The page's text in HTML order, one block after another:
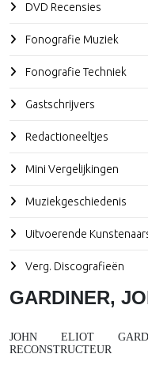
DVD Recensies
Fonografie Muziek
Fonografie Techniek
Gastschrijvers
Redactioneeltjes
Mini Vergelijkingen
Muziekgeschiedenis
Uitvoerende
Verg. Discografieën
GARDINER,
JOHN ELIOT
RECONSTRUCTEUR